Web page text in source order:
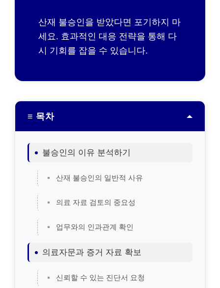
산재 불승인을 받았다면 포기하지 마
세요. 효과적인 대응 전략을 통해 다
시 기회를 잡을 수 있습니다.
≡ 목차
불승인의 이유 분석하기
산재 불승인의 일반적 사유
의료 자료 검토의 중요성
업무와의 인과관계 확인
의료자문과 증거 자료 확보
신뢰할 수 있는 진단서 요청